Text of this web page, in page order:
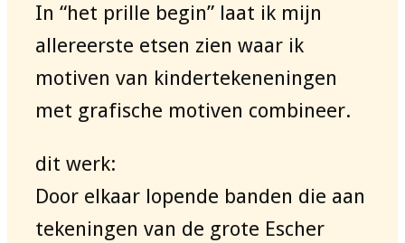
In “het prille begin” laat ik mijn
allereerste etsen zien waar ik
motiven van kindertekeneningen
met grafische motiven combineer.
dit werk:
Door elkaar lopende banden die aan
tekeningen van de grote Escher